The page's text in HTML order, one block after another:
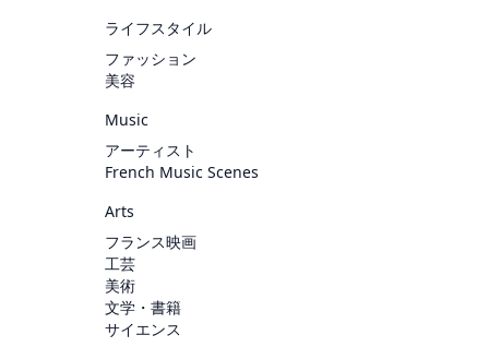
ライフスタイル
ファッション
美容
Music
アーティスト
French Music Scenes
Arts
フランス映画
工芸
美術
文学・書籍
サイエンス